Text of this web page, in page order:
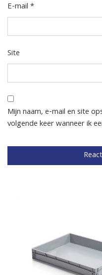
E-mail*
Site
Mijn naam, e-mail en site
volgende keer wanneer ik